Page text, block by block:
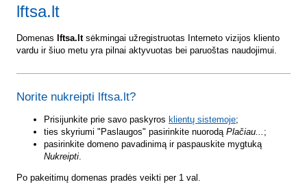
lftsa.lt
Domenas lftsa.ltsėkmingai užregistruotas Interneto vizijos kliento
vardu ir šiuo metu yra pilnai aktyvuotas bei paruoštas naudojimui.
Norite nukreipti lftsa.lt?
Prisijunkite prie savo paskyros klientų sistemoje;
ties skyriumi "Paslaugos" pasirinkite nuorodą Plačiau... ;
pasirinkite domeno pavadinimą ir paspauskite mygtuką
Nukreipti.
Po pakeitimų domenas pradės veikti per 1 val.